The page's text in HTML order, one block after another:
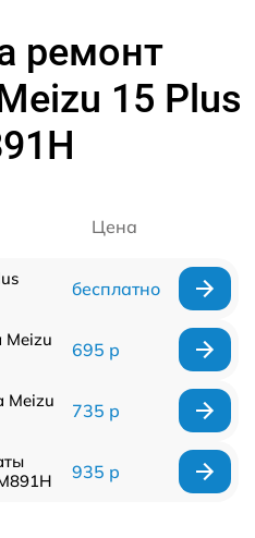
ремонт
15 Plus
Цена
бесплатно
Meizu
695 р
Meizu
735 р
935 р